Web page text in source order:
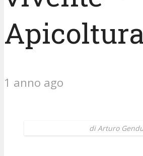
Apicoltura
1 anno ago
di Arturo